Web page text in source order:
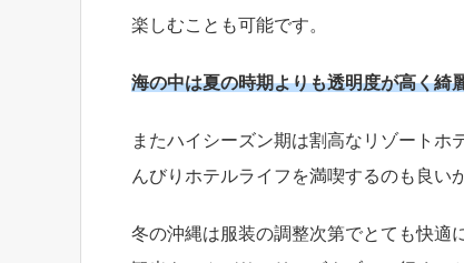
楽しむことも可能です。
海の中は夏の時期よりも透明度が高く綺
またハイシーズン期は割高なリゾート
んびりホテルライフを満喫するのも良い
冬の沖縄は服装の調整次第でとても快適